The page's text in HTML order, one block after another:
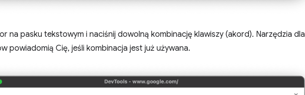
na pasku tekstowym i naciśnij dowolną kombinację klawiszy (akord). Narzędzia dla
powiadomią Cię, jeśli kombinacja jest już używana.